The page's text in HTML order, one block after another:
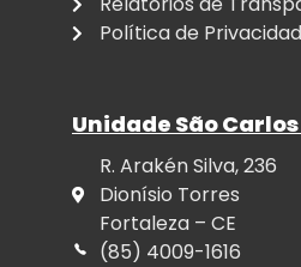
Política de
Unidade São
R. Arakén Silva, 236
Dionísio Torres
Fortaleza – CE
(85) 4009-1616